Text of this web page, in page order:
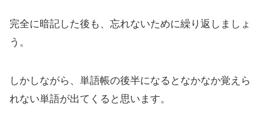
完全に暗記した後も、忘れないために繰り返しましょ
う。
しかしながら、単語帳の後半になるとなかなか覚えら
れない単語が出てくると思います。